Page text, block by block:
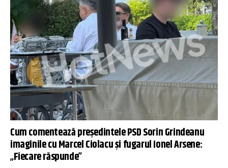
Cum comentează președintele PSD Sorin Grindeanu
imaginile cu Marcel Ciolacu şi fugarul Ionel Arsene:
„Fiecare răspunde”